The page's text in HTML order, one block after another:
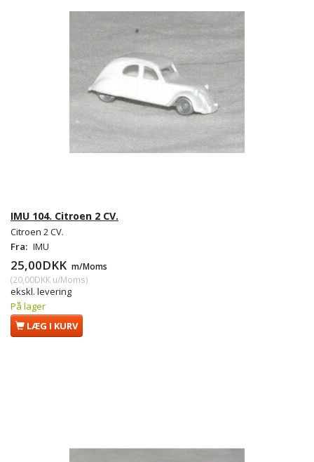
IMU 104. Citroen 2 CV.
Citroen 2 CV.
Fra: IMU
25,00DKK m/Moms
(20,00DKK u/Moms)
ekskl. levering
På lager
LÆG I KURV